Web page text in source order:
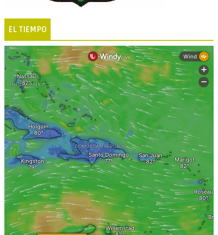
EL TIEMPO